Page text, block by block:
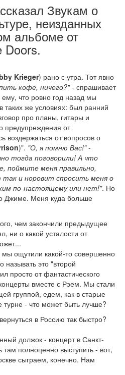
Звукам о
неизданных
альбоме от
Doors.
Krieger) рано с утра. Тот явно
кофе, ничего?"- спрашивает
что ровно год назад мы
таких же условиях: был ранний
про планы, гитары и
предупреждения от
воздержаться от вопросов о
)". "О, я помню Вас!"-
тогда поговорили! А что
поймите меня правильно,
и норовит спросить меня о
по-настоящему или нет!". Но
Джиме. Меня куда больше
чем закончили предыдущее
ни о какой усталости от
мы ощутили какой-то совершенно
это "второй
просто от фантастического
вместе с Рэем. Мы стали
группой, едем, как в старые
- что может быть лучше?
в Россию так быстро?
должок - концерт в Санкт-
там полноценно выступить - вот,
сыграем, конечно. Нам